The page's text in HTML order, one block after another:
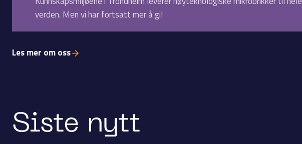
verden. Men vi har fortsatt mer å gi!
Les mer om oss
Siste nytt